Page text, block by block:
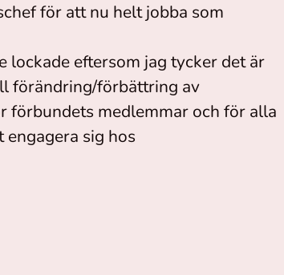
för att nu helt jobba som
lockade eftersom jag tycker det är
förändring/förbättring av
förbundets medlemmar och för alla
sig hos